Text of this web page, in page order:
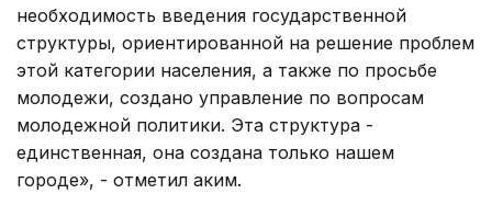
необходимость введения государственной
структуры, ориентированной на решение проблем
этой категории населения, а также по просьбе
молодежи, создано управление по вопросам
молодежной политики. Эта структура -
единственная, она создана только нашем
городе», - отметил аким.